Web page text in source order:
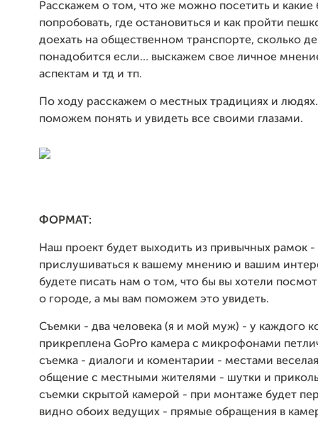
Расскажем о том, что же можно посетить и какие
попробовать, где остановиться и как пройти
доехать на общественном транспорте, сколько
понадобится если… выскажем свое личное
аспектам и тд и тп.
По ходу расскажем о местных традициях и
поможем понять и увидеть все своими глазами.
ФОРМАТ:
Наш проект будет выходить из привычных рамок
прислушиваться к вашему мнению и вашим
будете писать нам о том, что бы вы хотели
о городе, а мы вам поможем это увидеть.
Съемки - два человека (я и мой муж) - у каждого
прикреплена GoPro камера с микрофонами
съемка - диалоги и коментарии - местами
общение с местными жителями - шутки и
съемки скрытой камерой - при монтаже будет
видно обоих ведущих - прямые обращения в